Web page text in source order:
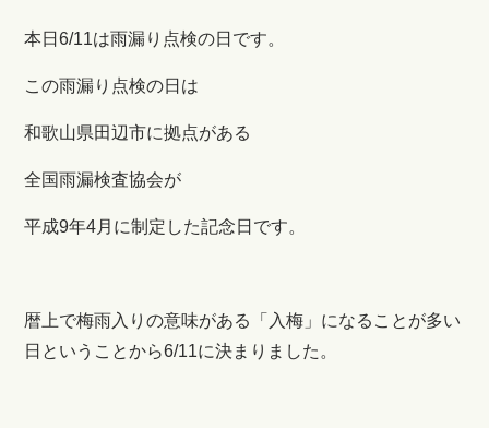
本日6/11は雨漏り点検の日です。
この雨漏り点検の日は
和歌山県田辺市に拠点がある
全国雨漏検査協会が
平成9年4月に制定した記念日です。
暦上で梅雨入りの意味がある「入梅」になることが多い
日ということから6/11に決まりました。